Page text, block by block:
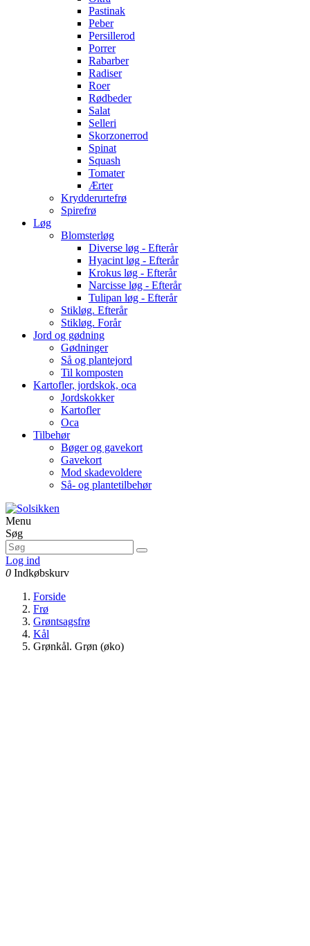
Pastinak
Peber
Persillerod
Porrer
Rabarber
Radiser
Roer
Rødbeder
Salat
Selleri
Skorzonerrod
Spinat
Squash
Tomater
Ærter
Krydderurtefrø
Spirefrø
Løg
Blomsterløg
Diverse løg - Efterår
Hyacint løg - Efterår
Krokus løg - Efterår
Narcisse løg - Efterår
Tulipan løg - Efterår
Stikløg. Efterår
Stikløg. Forår
Jord og gødning
Gødninger
Så og plantejord
Til komposten
Kartofler, jordskok, oca
Jordskokker
Kartofler
Oca
Tilbehør
Bøger og gavekort
Gavekort
Mod skadevoldere
Så- og plantetilbehør
Menu
Søg
Log ind
0 Indkøbskurv
Forside
Frø
Grøntsagsfrø
Kål
Grønkål. Grøn (øko)